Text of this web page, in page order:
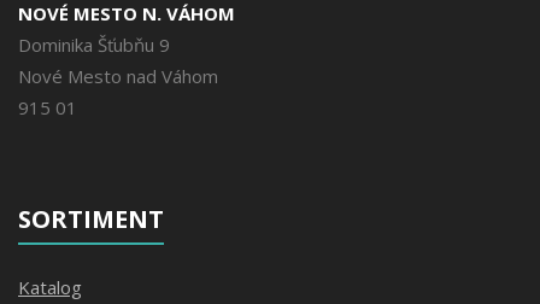
NOVÉ MESTO N. VÁHOM
Dominika Šťubňu 9
Nové Mesto nad Váhom
915 01
SORTIMENT
Katalog